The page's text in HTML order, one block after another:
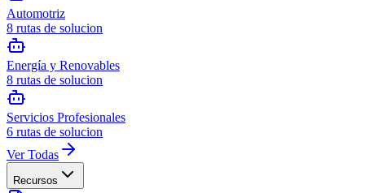
Automotriz
8 rutas de solucion
Energía y Renovables
8 rutas de solucion
Servicios Profesionales
6 rutas de solucion
Ver Todas
Recursos